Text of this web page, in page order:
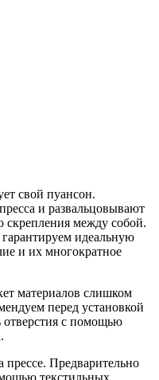
свой пуансон.
и развальцовывают
скрепления между собой.
идеальную
и их многократное
материалов слишком
перед установкой
отверстия с помощью
Предварительно
текстильных